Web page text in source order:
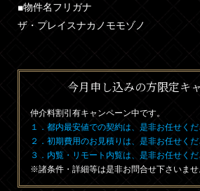
■物件名フリガナ
ザ・プレイスナカノモモゾノ
今月申し込みの方限定キ
仲介料割引有キャンペーン中です。
１．都内最安値での契約は、是非お任せくだ
２．初期費用のお見積りは、是非お任せくだ
３．内覧・リモート内覧は、是非お任せくだ
※諸条件・詳細等は是非お問合せ下さいませ